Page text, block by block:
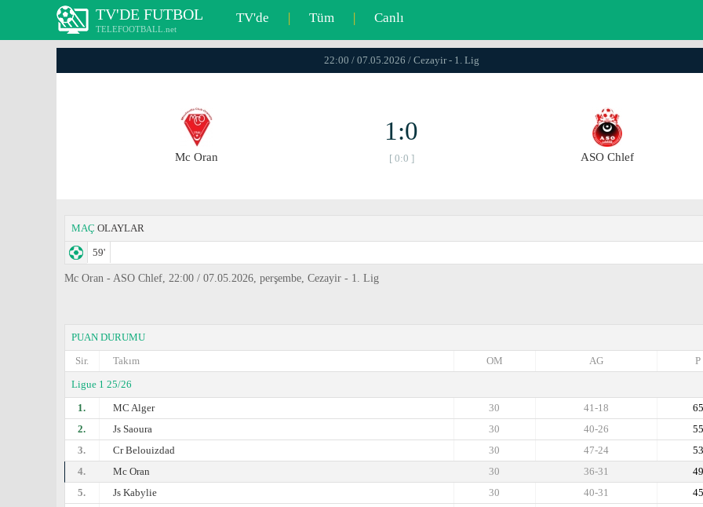
TV'DE FUTBOL
TELEFOOTBALL.net
TV'de | Tüm | Canlı
22:00 / 07.05.2026 / Cezayir - 1. Lig
Mc Oran
1:0
[ 0:0 ] ASO Chlef
MAÇ OLAYLAR
59'
Mc Oran - ASO Chlef, 22:00 / 07.05.2026, perşembe, Cezayir - 1. Lig
PUAN DURUMU
Sir.
Takım P
AG
OM
Ligue 1 25/26
1.
MC Alger 65
41-18
30
2.
Js Saoura 55
40-26
30
3.
Cr Belouizdad 53
47-24
30
4.
Mc Oran 49
36-31
30
5.
Js Kabylie 45
40-31
30